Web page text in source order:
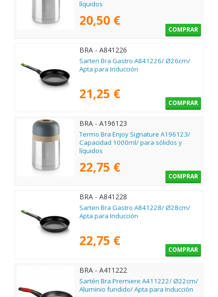
líquidos
20,50 €
COMPRAR
BRA - A841226
Sarten Bra Gastro A841226/ Ø26cm/
Apta para Inducción
21,25 €
COMPRAR
BRA - A196123
Termo Bra Enjoy Signature A196123/
Capacidad 1000ml/ para sólidos y
líquidos
22,75 €
COMPRAR
BRA - A841228
Sarten Bra Gastro A841228/ Ø28cm/
Apta para Inducción
22,75 €
COMPRAR
BRA - A411222
Sartén Bra Premiere A411222/ Ø22cm/
Aluminio fundido/ Apta para Inducción